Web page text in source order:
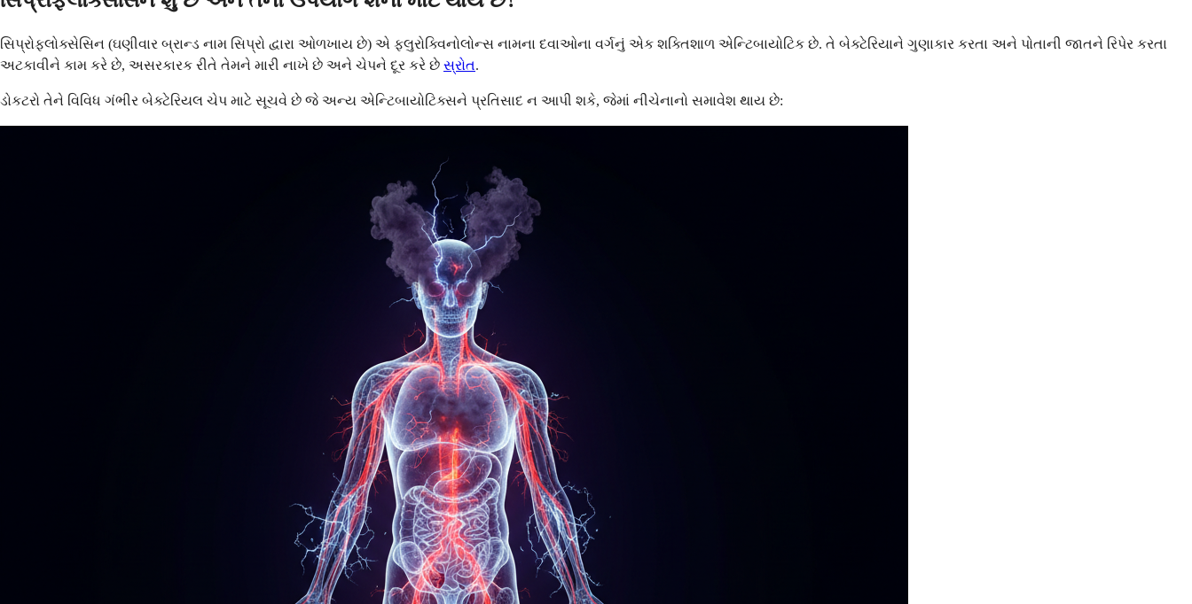
સિપ્રોફ્લોક્સેસિન (ઘણીવાર બ્રાન્ડ નામ સિપ્રો દ્વારા ઓળખાય છે) એ ફ્લુરોક્વિનોલોન્સ નામના દવાઓના વર્ગનું એક શક્તિશાળ એન્ટિબાયોટિક છે. તે બેક્ટેરિયાને ગુણાકાર કરતા અને પોતાની જાતને રિપેર કરતા
અટકાવીને કામ કરે છે, અસરકારક રીતે તેમને મારી નાખે છે અને ચેપને દૂર કરે છે સ્રોત.
ડોકટરો તેને વિવિધ ગંભીર બેક્ટેરિયલ ચેપ માટે સૂચવે છે જે અન્ય એન્ટિબાયોટિક્સને પ્રતિસાદ ન આપી શકે, જેમાં નીચેનાનો સમાવેશ થાય છે: